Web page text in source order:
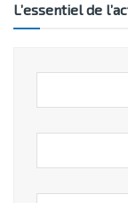
L’essentiel de